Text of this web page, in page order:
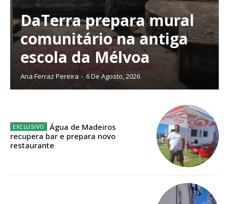
digitais.
Escolha o plano de assinatura desejado:
ASSINATURA
IMPRESSA
12 meses
DaTerra prepara mural
comunitário na antiga
escola da Mélvoa
Ana Ferraz Pereira - 6 De Agosto, 2026
Água de Madeiros
recupera bar e prepara novo
restaurante